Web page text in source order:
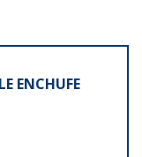
ENCHUFE